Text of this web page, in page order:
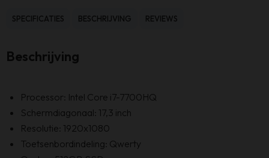
SPECIFICATIES BESCHRIJVING REVIEWS
Beschrijving
Processor: Intel Core i7-7700HQ
Schermdiagonaal: 17,3 inch
Resolutie: 1920x1080
Toetsenbordindeling: Qwerty